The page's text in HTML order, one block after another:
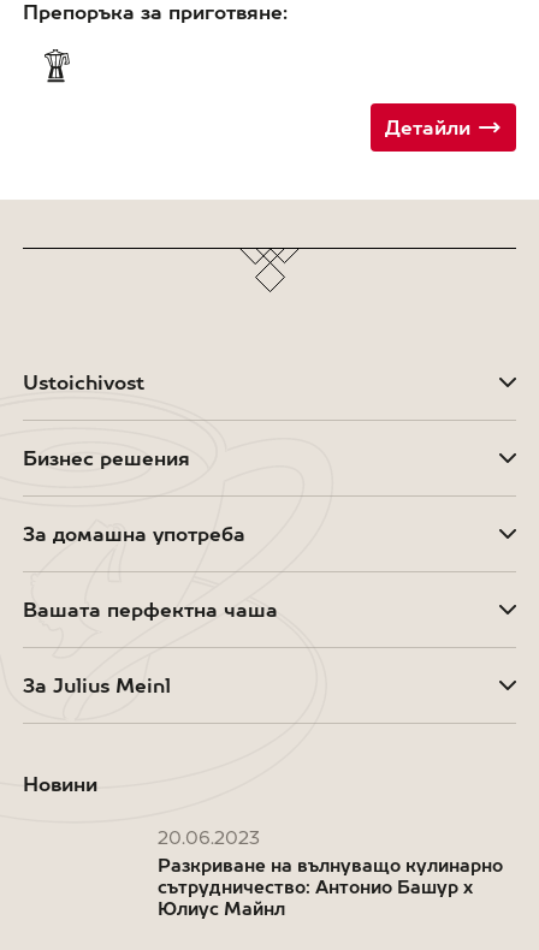
Препоръка за приготвяне:
Детайли
Ustoichivost
Бизнес решения
За домашна употреба
Вашата перфектна чаша
За Julius Meinl
Новини
20.06.2023
Разкриване на вълнуващо кулинарно
сътрудничество: Антонио Башур x
Юлиус Майнл